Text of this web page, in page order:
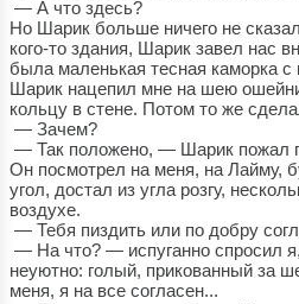
— А что здесь?
Но Шарик больше ничего не
кого-то здания, Шарик завел нас
была маленькая тесная каморка с
Шарик нацепил мне на шею
кольцу в стене. Потом то же
— Зачем?
— Так положено, — Шарик пожал
Он посмотрел на меня, на Лайму,
угол, достал из угла розгу,
воздухе.
— Тебя пиздить или по добру
— На что? — испуганно спросил
неуютно: голый, прикованный за
меня, я на все согласен...